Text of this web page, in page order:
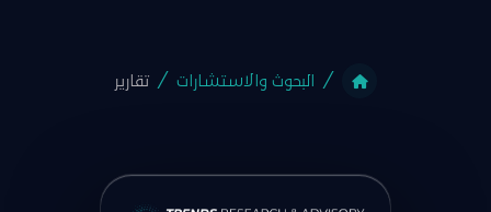
البحوث والاستشارات تقارير